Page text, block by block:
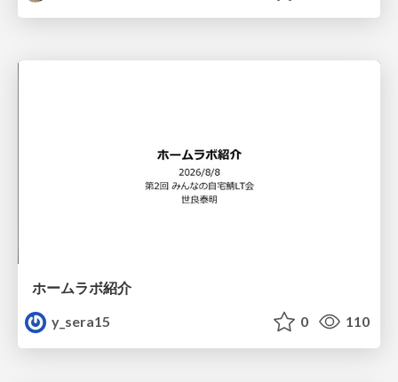
ホームラボ紹介
y_sera15
0 110